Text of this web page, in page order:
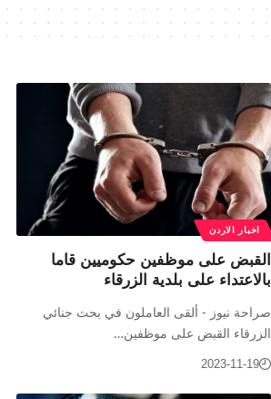
اخبار الاردن
القبض على موظفين حكوميين قاما
بالاعتداء على بلدية الزرقاء
صراحة نيوز - ألقى العاملون في بحث جنائي
الزرقاء القبض على موظفين…
2023-11-19